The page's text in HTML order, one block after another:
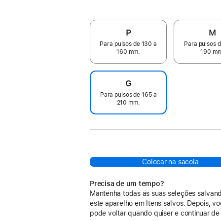
P
Para pulsos de 130 a
160 mm.
M
Para pulsos
190
G
Para pulsos de 165 a
210 mm.
Colocar na sacola
Precisa de um tempo?
Mantenha todas as suas seleções
este aparelho em Itens salvos. Depois,
pode voltar quando quiser e continuar de